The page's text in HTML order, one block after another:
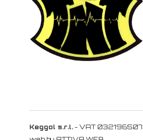
Keggol s.r.l. - VAT